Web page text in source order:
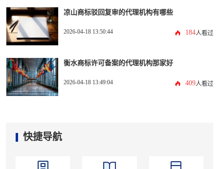
凉山商标驳回复审的代理机构有哪些
2026-04-18 13:50:44 184人看过
衡水商标许可备案的代理机构那家好
2026-04-18 13:49:04 409人看过
快捷导航